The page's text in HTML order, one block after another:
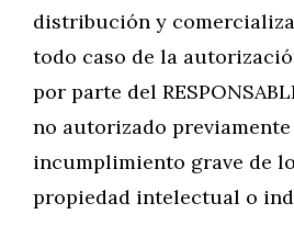
distribución y
todo caso de la
por parte del
no autorizado
incumplimiento grave de
propiedad intelectual o